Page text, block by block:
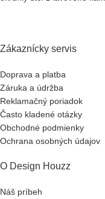
Zákaznícky servis
Doprava a platba
Záruka a údržba
Reklamačný poriadok
Často kladené otázky
Obchodné podmienky
Ochrana osobných údajov
O Design Houzz
Náš príbeh